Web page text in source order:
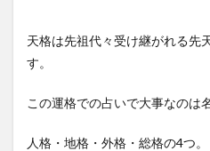
天格は先祖代々受け継がれる先
す。
この運格での占いで大事なのは
人格・地格・外格・総格の4つ。